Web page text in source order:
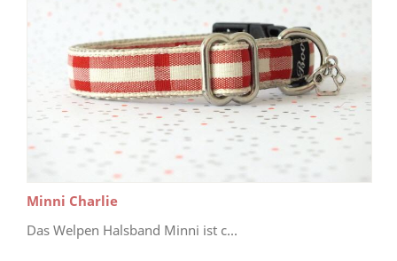
Minni Charlie
Das Welpen Halsband Minni ist c...